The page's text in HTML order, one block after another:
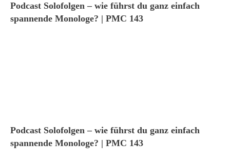
Podcast Solofolgen – wie führst du ganz einfach
spannende Monologe? | PMC 143
Podcast Solofolgen – wie führst du ganz einfach
spannende Monologe? | PMC 143